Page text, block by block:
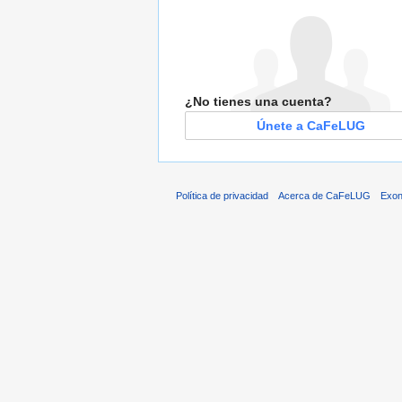
¿No tienes una cuenta?
Únete a CaFeLUG
Política de privacidad Acerca de CaFeLUG